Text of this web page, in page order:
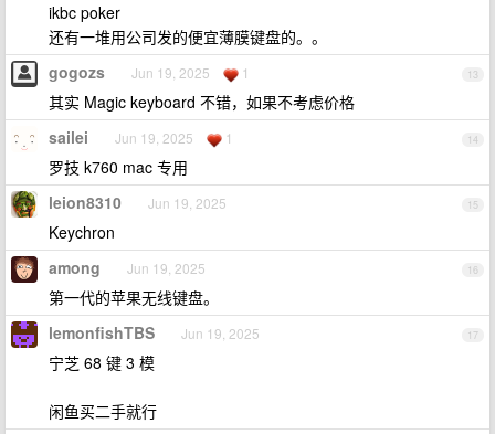
ikbc poker
还有一堆用公司发的便宜薄膜键盘的。。
13
gogozs Jun 19, 2025 1
其实 Magic keyboard 不错，如果不考虑价格
14
sailei Jun 19, 2025 1
罗技 k760 mac 专用
15
leion8310 Jun 19, 2025
Keychron
16
among Jun 19, 2025
第一代的苹果无线键盘。
17
lemonfishTBS Jun 19, 2025
宁芝 68 键 3 模
闲鱼买二手就行